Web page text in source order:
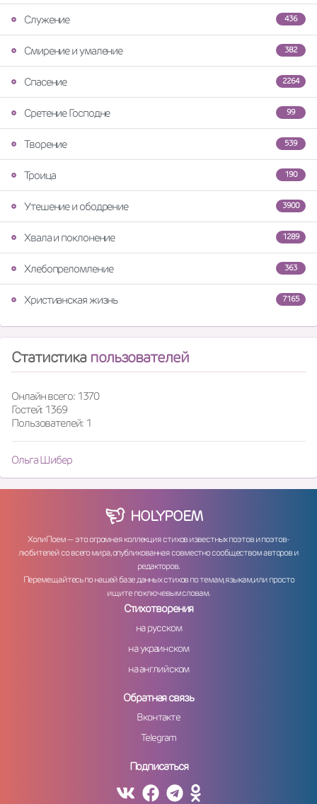
436
Служение
382
Смирение и умаление
2264
Спасение
99
Сретение Господне
539
Творение
190
Троица
3900
Утешение и ободрение
1289
Хвала и поклонение
363
Хлебопреломление
7165
Христианская жизнь
Статистика пользователей
Онлайн всего: 1370
Гостей: 1369
Пользователей: 1
Ольга Шибер
HOLYPOEM
ХолиПоем — это огромная коллекция стихов известных поэтов и поэтов-
любителей со всего мира, опубликованная совместно сообществом авторов и
редакторов.
Перемещайтесь по нашей базе данных стихов по темам, языкам, или просто
ищите по ключевым словам.
Стихотворения
на русском
на украинском
на английском
Обратная связь
Вконтакте
Telegram
Подписаться